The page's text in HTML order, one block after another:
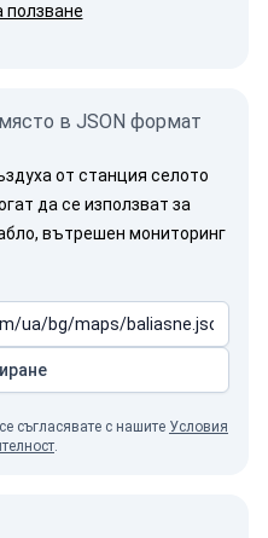
ползване
в JSON формат
от станция селото
да се използват за
вътрешен мониторинг
съгласявате с нашите Условия
.